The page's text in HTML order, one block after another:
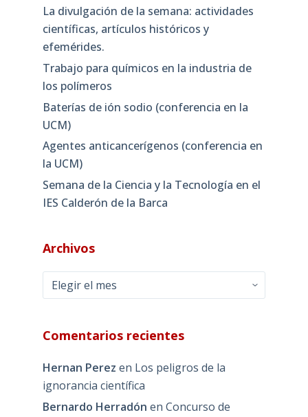
La divulgación de la semana: actividades
científicas, artículos históricos y
efemérides.
Trabajo para químicos en la industria de
los polímeros
Baterías de ión sodio (conferencia en la
UCM)
Agentes anticancerígenos (conferencia en
la UCM)
Semana de la Ciencia y la Tecnología en el
IES Calderón de la Barca
Archivos
Archivos
Comentarios recientes
Hernan Perez en Los peligros de la
ignorancia científica
Bernardo Herradón en Concurso de